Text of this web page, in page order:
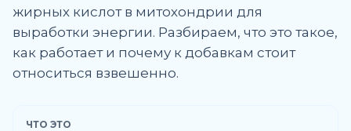
жирных кислот в митохондрии для
выработки энергии. Разбираем, что это такое,
как работает и почему к добавкам стоит
относиться взвешенно.
ЧТО ЭТО